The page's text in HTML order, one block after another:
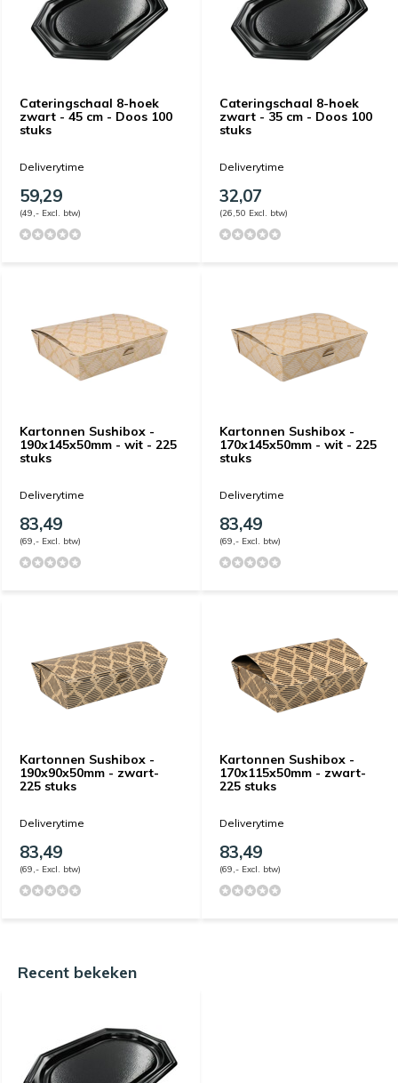
Cateringschaal 8-hoek
zwart - 45 cm - Doos 100
stuks
Deliverytime
59,29
(49,- Excl. btw)
Cateringschaal 8-hoek
zwart - 35 cm - Doos 100
stuks
Deliverytime
32,07
(26,50 Excl. btw)
Kartonnen Sushibox -
190x145x50mm - wit - 225
stuks
Deliverytime
83,49
(69,- Excl. btw)
Kartonnen Sushibox -
170x145x50mm - wit - 225
stuks
Deliverytime
83,49
(69,- Excl. btw)
Kartonnen Sushibox -
190x90x50mm - zwart-
225 stuks
Deliverytime
83,49
(69,- Excl. btw)
Kartonnen Sushibox -
170x115x50mm - zwart-
225 stuks
Deliverytime
83,49
(69,- Excl. btw)
Recent bekeken